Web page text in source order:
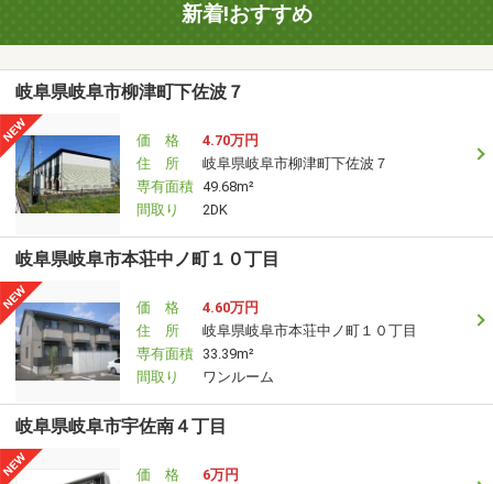
新着!おすすめ
岐阜県岐阜市柳津町下佐波７
価 格
4.70万円
住 所
岐阜県岐阜市柳津町下佐波７
専有面積 49.68m²
間取り
2DK
岐阜県岐阜市本荘中ノ町１０丁目
価 格
4.60万円
住 所
岐阜県岐阜市本荘中ノ町１０丁目
専有面積 33.39m²
間取り
ワンルーム
岐阜県岐阜市宇佐南４丁目
価 格
6万円